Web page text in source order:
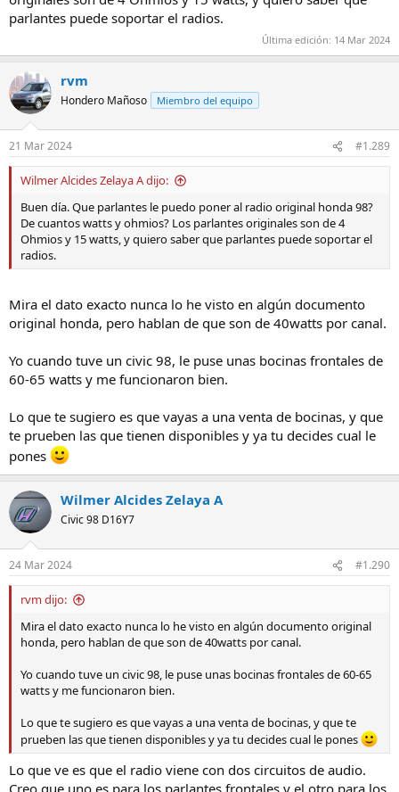
parlantes puede soportar el radios.
Última edición: 14 Mar 2024
rvm
Hondero Mañoso Miembro del equipo
21 Mar 2024 #1.289
Wilmer Alcides Zelaya A dijo:
Buen día. Que parlantes le puedo poner al radio original honda 98?
De cuantos watts y ohmios? Los parlantes originales son de 4
Ohmios y 15 watts, y quiero saber que parlantes puede soportar el
radios.
Mira el dato exacto nunca lo he visto en algún documento
original honda, pero hablan de que son de 40watts por canal.
Yo cuando tuve un civic 98, le puse unas bocinas frontales de
60-65 watts y me funcionaron bien.
Lo que te sugiero es que vayas a una venta de bocinas, y que
te prueben las que tienen disponibles y ya tu decides cual le
pones
Wilmer Alcides Zelaya A
Civic 98 D16Y7
24 Mar 2024 #1.290
rvm dijo:
Mira el dato exacto nunca lo he visto en algún documento original
honda, pero hablan de que son de 40watts por canal.
Yo cuando tuve un civic 98, le puse unas bocinas frontales de 60-65
watts y me funcionaron bien.
Lo que te sugiero es que vayas a una venta de bocinas, y que te
prueben las que tienen disponibles y ya tu decides cual le pones
Lo que ve es que el radio viene con dos circuitos de audio.
Creo que uno es para los parlantes frontales y el otro para los